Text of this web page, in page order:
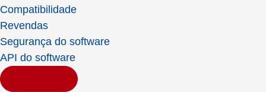
Compatibilidade
Revendas
Segurança do software
API do software